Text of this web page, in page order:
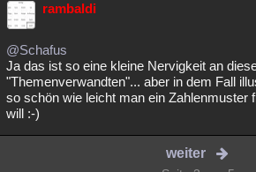
rambaldi
@Schafus
Ja das ist so eine kleine Nervigkeit an
"Themenverwandten"... aber in dem Fall
so schön wie leicht man ein Zahlenmuster
will :-)
weiter